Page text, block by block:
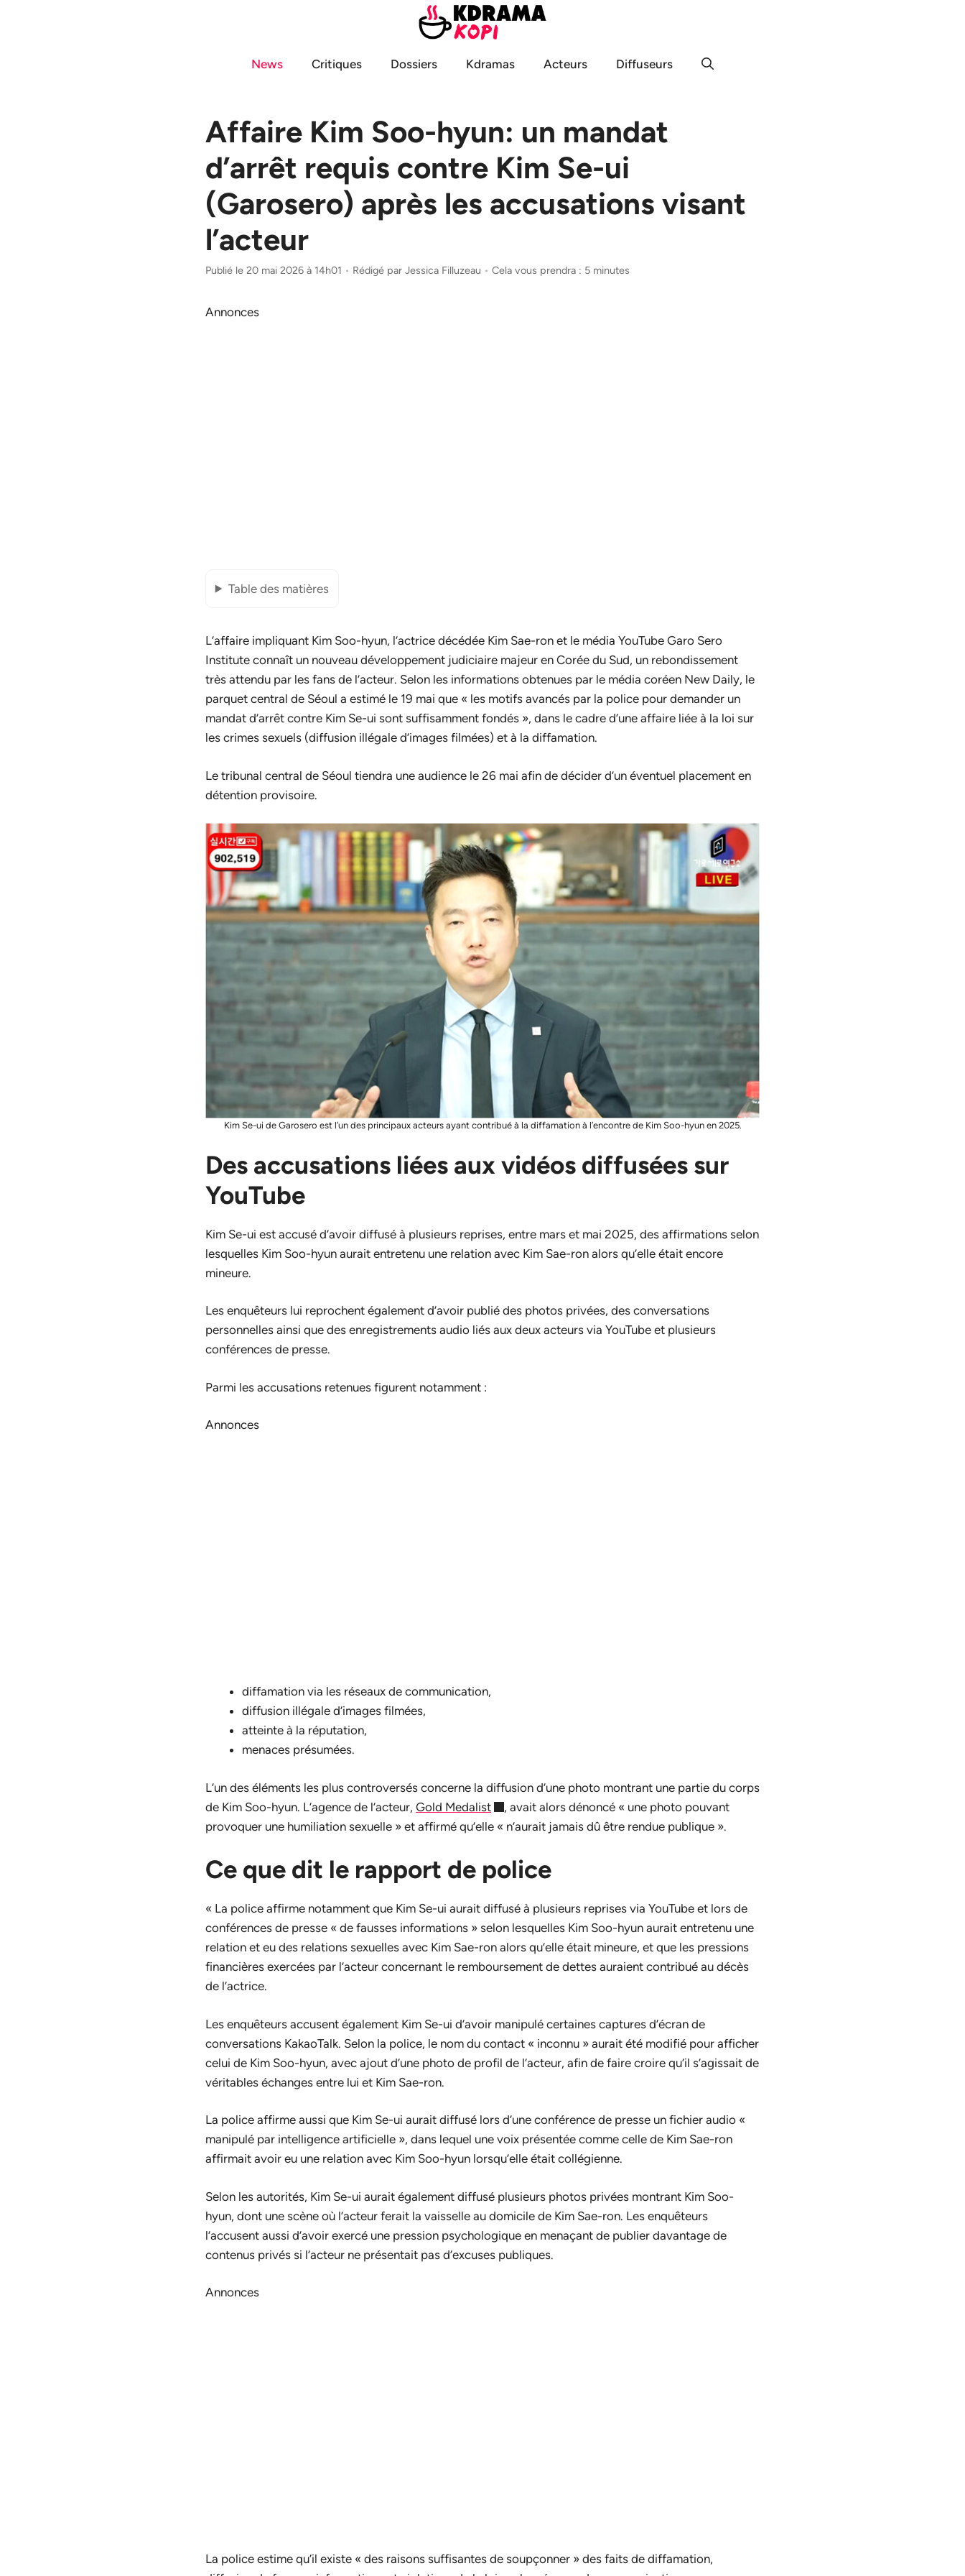
News
Critiques Dossiers Kdramas Acteurs Diffuseurs
Affaire Kim Soo-hyun: un mandat
d’arrêt requis contre Kim Se-ui
(Garosero) après les accusations visant
l’acteur
Publié le 20 mai 2026 à 14h01 • Rédigé par Jessica Filluzeau • Cela vous prendra : 5 minutes
Annonces
Table des matières
L’affaire impliquant Kim Soo-hyun, l’actrice décédée Kim Sae-ron et le média YouTube Garo Sero
Institute connaît un nouveau développement judiciaire majeur en Corée du Sud, un rebondissement
très attendu par les fans de l’acteur. Selon les informations obtenues par le média coréen New Daily, le
parquet central de Séoul a estimé le 19 mai que « les motifs avancés par la police pour demander un
mandat d’arrêt contre Kim Se-ui sont suffisamment fondés », dans le cadre d’une affaire liée à la loi sur
les crimes sexuels (diffusion illégale d’images filmées) et à la diffamation.
Le tribunal central de Séoul tiendra une audience le 26 mai afin de décider d’un éventuel placement en
détention provisoire.
Kim Se-ui de Garosero est l’un des principaux acteurs ayant contribué à la diffamation à l’encontre de Kim Soo-hyun en 2025.
Des accusations liées aux vidéos diffusées sur
YouTube
Kim Se-ui est accusé d’avoir diffusé à plusieurs reprises, entre mars et mai 2025, des affirmations selon
lesquelles Kim Soo-hyun aurait entretenu une relation avec Kim Sae-ron alors qu’elle était encore
mineure.
Les enquêteurs lui reprochent également d’avoir publié des photos privées, des conversations
personnelles ainsi que des enregistrements audio liés aux deux acteurs via YouTube et plusieurs
conférences de presse.
Parmi les accusations retenues figurent notamment :
Annonces
diffamation via les réseaux de communication,
diffusion illégale d’images filmées,
atteinte à la réputation,
menaces présumées.
L’un des éléments les plus controversés concerne la diffusion d’une photo montrant une partie du corps
de Kim Soo-hyun. L’agence de l’acteur, Gold Medalist
, avait alors dénoncé « une photo pouvant
provoquer une humiliation sexuelle » et affirmé qu’elle « n’aurait jamais dû être rendue publique ».
Ce que dit le rapport de police
« La police affirme notamment que Kim Se-ui aurait diffusé à plusieurs reprises via YouTube et lors de
conférences de presse « de fausses informations » selon lesquelles Kim Soo-hyun aurait entretenu une
relation et eu des relations sexuelles avec Kim Sae-ron alors qu’elle était mineure, et que les pressions
financières exercées par l’acteur concernant le remboursement de dettes auraient contribué au décès
de l’actrice.
Les enquêteurs accusent également Kim Se-ui d’avoir manipulé certaines captures d’écran de
conversations KakaoTalk. Selon la police, le nom du contact « inconnu » aurait été modifié pour afficher
celui de Kim Soo-hyun, avec ajout d’une photo de profil de l’acteur, afin de faire croire qu’il s’agissait de
véritables échanges entre lui et Kim Sae-ron.
La police affirme aussi que Kim Se-ui aurait diffusé lors d’une conférence de presse un fichier audio «
manipulé par intelligence artificielle », dans lequel une voix présentée comme celle de Kim Sae-ron
affirmait avoir eu une relation avec Kim Soo-hyun lorsqu’elle était collégienne.
Selon les autorités, Kim Se-ui aurait également diffusé plusieurs photos privées montrant Kim Soo-
hyun, dont une scène où l’acteur ferait la vaisselle au domicile de Kim Sae-ron. Les enquêteurs
l’accusent aussi d’avoir exercé une pression psychologique en menaçant de publier davantage de
contenus privés si l’acteur ne présentait pas d’excuses publiques.
Annonces
La police estime qu’il existe « des raisons suffisantes de soupçonner » des faits de diffamation,